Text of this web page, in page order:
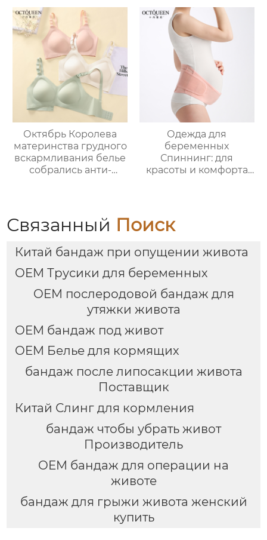
Провисание Сбор
Послеродовой
Грудное
вскармливание
Специальный Жилет
Тип
беременность анти
провисание
послеродовой
грудное
вскармливание
специальный сбор
бюстгальтер
Октябрь Королева
материнства грудного
вскармливания белье
собрались анти-
послеродовой
бюстгальтер грудного
Одежда для
беременных
Спиннинг: для
красоты и комфорта
Связанный Поиск
Китай бандаж при опущении живота
OEM Трусики для беременных
OEM послеродовой бандаж для
утяжки живота
OEM бандаж под живот
OEM Белье для кормящих
бандаж после липосакции живота
Поставщик
Китай Слинг для кормления
бандаж чтобы убрать живот
Производитель
OEM бандаж для операции на
животе
бандаж для грыжи живота женский
купить